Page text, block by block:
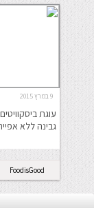
9 במרץ 2015
עוגת
גבינה ללא
FoodisGood